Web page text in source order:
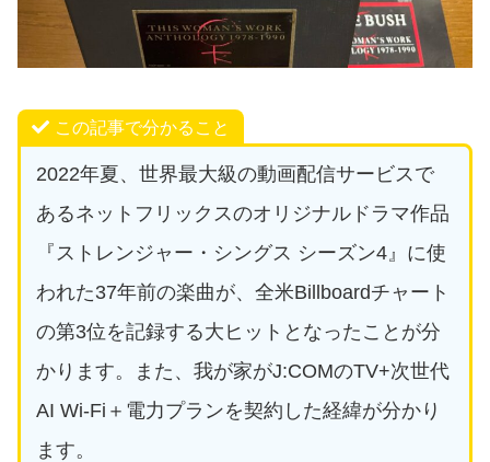
この記事で分かること
2022年夏、世界最大級の動画配信サービスで
あるネットフリックスのオリジナルドラマ作品
『ストレンジャー・シングス シーズン4』に使
われた37年前の楽曲が、全米Billboardチャート
の第3位を記録する大ヒットとなったことが分
かります。また、我が家がJ:COMのTV+次世代
AI Wi-Fi＋電力プランを契約した経緯が分かり
ます。